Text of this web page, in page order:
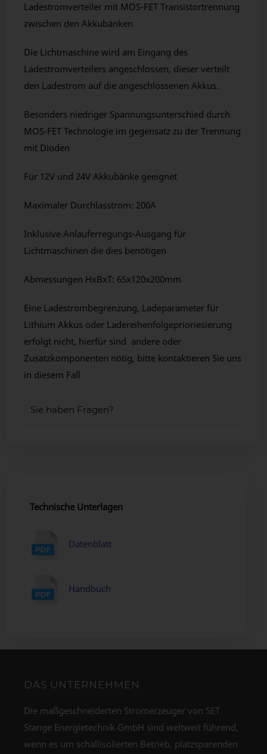
Ladestromverteiler mit MOS-FET Transistortrennung
zwischen den Akkubänken
Die Lichtmaschine wird am Eingang des
Ladestromverteilers angeschlossen, dieser verteilt
den Ladestrom auf die angeschlossenen Akkus.
Besonders niedriger Spannungsunterschied durch
MOS-FET Technologie im gegensatz zu der Trennung
mit Dioden
Für 12V und 24V Akkubänke geeignet
Maximaler Durchlasstrom: 200A
Inklusive Anlauferregungs-Ausgang für
Lichtmaschinen die dies benötigen
Abmessungen HxBxT: 65x120x200mm
Eine Ladestrombegrenzung, Ladeparameter für
Lithium Akkus oder Ladereihenfolgeprioriesierung
erfolgt nicht, hierfür sind andere oder
Zusatzkomponenten nötig, bitte kontaktieren Sie uns
in diesem Fall
Sie haben Fragen?
Technische Unterlagen
Datenblatt
Handbuch
DAS UNTERNEHMEN
Die maßgeschneiderten Stromerzeuger von SET
Stange Energietechnik GmbH sind weltweit führend,
wenn es um schallisolierten Betrieb, platzsparenden